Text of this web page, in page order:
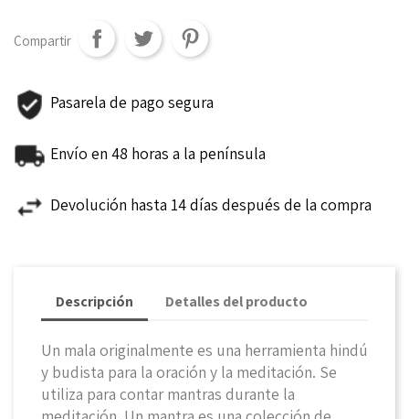
Compartir
Pasarela de pago segura
Envío en 48 horas a la península
Devolución hasta 14 días después de la compra
Descripción Detalles del producto
Un mala originalmente es una herramienta hindú
y budista para la oración y la meditación. Se
utiliza para contar mantras durante la